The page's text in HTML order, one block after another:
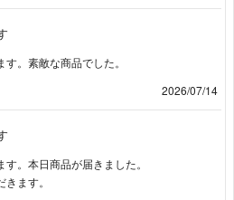
。素敵な商品でした。
2026/07/14
。本日商品が届きました。
ます。